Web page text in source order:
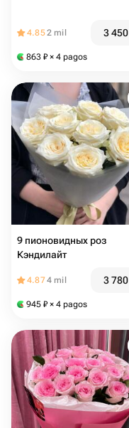
4.852 mil 3 450
863 ₽ × 4 pagos
9 пионовидных роз
Кэндилайт
4.874 mil 3 780
945 ₽ × 4 pagos